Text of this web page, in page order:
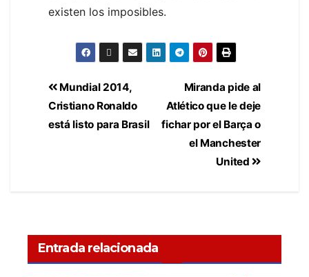
existen los imposibles.
Miranda pide al
Atlético que le deje
fichar por el Barça o
el Manchester
United
Mundial 2014,
Cristiano Ronaldo
está listo para Brasil
Entrada relacionada